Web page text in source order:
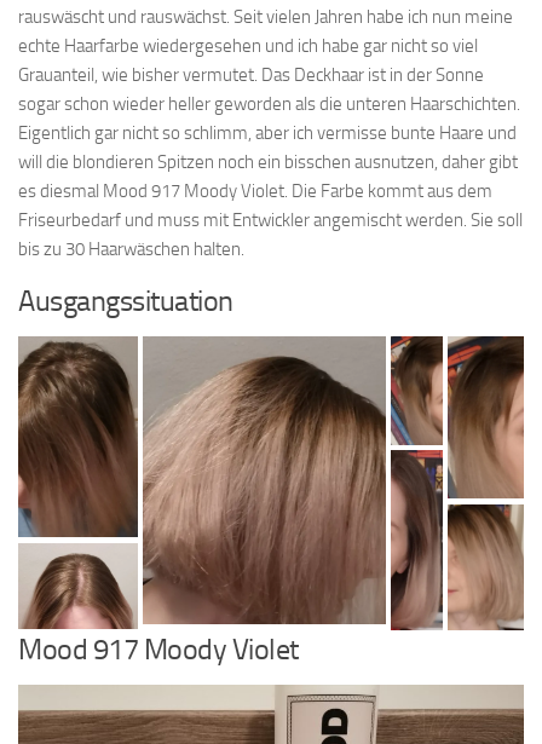
rauswäscht und rauswächst. Seit vielen Jahren habe ich nun meine
echte Haarfarbe wiedergesehen und ich habe gar nicht so viel
Grauanteil, wie bisher vermutet. Das Deckhaar ist in der Sonne
sogar schon wieder heller geworden als die unteren Haarschichten.
Eigentlich gar nicht so schlimm, aber ich vermisse bunte Haare und
will die blondieren Spitzen noch ein bisschen ausnutzen, daher gibt
es diesmal Mood 917 Moody Violet. Die Farbe kommt aus dem
Friseurbedarf und muss mit Entwickler angemischt werden. Sie soll
bis zu 30 Haarwäschen halten.
Ausgangssituation
Mood 917 Moody Violet